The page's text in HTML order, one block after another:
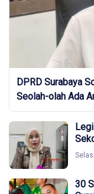
DPRD Surabaya
Seolah-olah Ada
30